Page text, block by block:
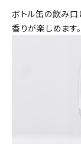
キーワードから
ボトル缶の飲み
香りが楽しめます